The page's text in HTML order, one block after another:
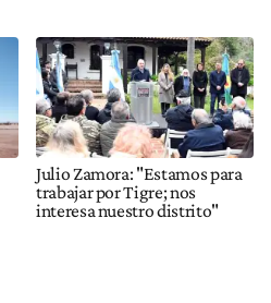
Julio Zamora: "Estamos para
trabajar por Tigre; nos
interesa nuestro distrito"